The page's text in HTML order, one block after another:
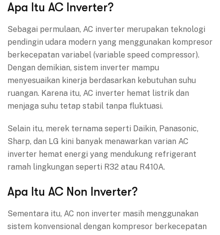
Apa Itu AC Inverter?
Sebagai permulaan, AC inverter merupakan teknologi
pendingin udara modern yang menggunakan kompresor
berkecepatan variabel (variable speed compressor).
Dengan demikian, sistem inverter mampu
menyesuaikan kinerja berdasarkan kebutuhan suhu
ruangan. Karena itu, AC inverter hemat listrik dan
menjaga suhu tetap stabil tanpa fluktuasi.
Selain itu, merek ternama seperti Daikin, Panasonic,
Sharp, dan LG kini banyak menawarkan varian AC
inverter hemat energi yang mendukung refrigerant
ramah lingkungan seperti R32 atau R410A.
Apa Itu AC Non Inverter?
Sementara itu, AC non inverter masih menggunakan
sistem konvensional dengan kompresor berkecepatan